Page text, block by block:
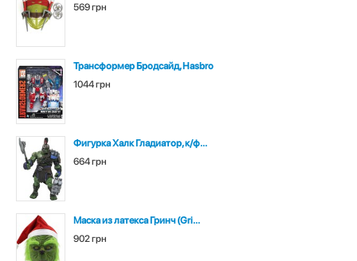
569 грн
Трансформер Бродсайд, Hasbro
1044 грн
Фигурка Халк Гладиатор, к/ф...
664 грн
Маска из латекса Гринч (Gri...
902 грн